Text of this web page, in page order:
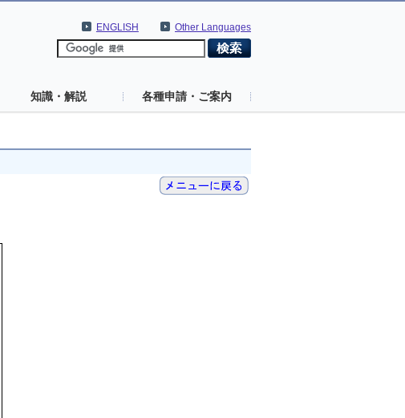
Other Languages
ENGLISH
知識・解説 各種申請・ご案内